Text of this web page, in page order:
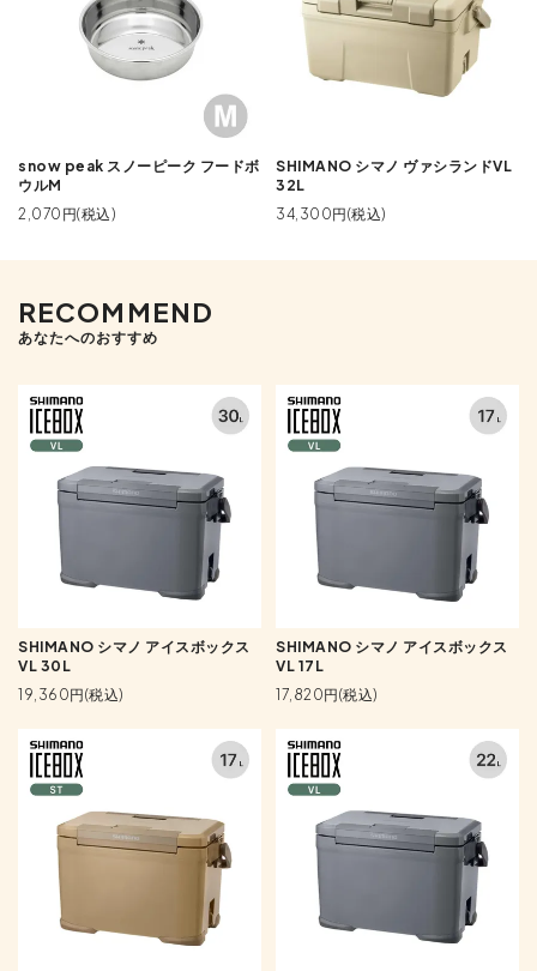
snow peak スノーピーク フードボ
ウルM
2,070円(税込)
SHIMANO シマノ ヴァシランドVL
32L
34,300円(税込)
RECOMMEND
あなたへのおすすめ
SHIMANO シマノ アイスボックス
VL 30L
19,360円(税込)
SHIMANO シマノ アイスボックス
VL 17L
17,820円(税込)